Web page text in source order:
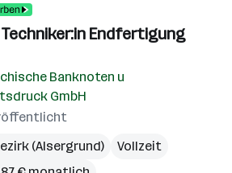
Endfertigung
Banknoten u
GmbH
(Alsergrund)
Vollzeit